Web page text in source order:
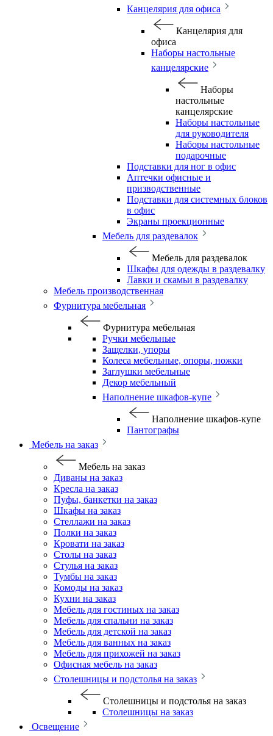
Канцелярия для офиса
Канцелярия для
офиса
Наборы настольные
канцелярские
Наборы
настольные
канцелярские
Наборы настольные
для руководителя
Наборы настольные
подарочные
Подставки для ног в офис
Аптечки офисные и
призводственные
Подставки для системных блоков
в офис
Экраны проекционные
Мебель для раздевалок
Мебель для раздевалок
Шкафы для одежды в раздевалку
Лавки и скамьи в раздевалку
Мебель производственная
Фурнитура мебельная
Фурнитура мебельная
Ручки мебельные
Защелки, упоры
Колеса мебельные, опоры, ножки
Заглушки мебельные
Декор мебельный
Наполнение шкафов-купе
Наполнение шкафов-купе
Пантографы
Мебель на заказ
Мебель на заказ
Диваны на заказ
Кресла на заказ
Пуфы, банкетки на заказ
Шкафы на заказ
Стеллажи на заказ
Полки на заказ
Кровати на заказ
Столы на заказ
Стулья на заказ
Тумбы на заказ
Комоды на заказ
Кухни на заказ
Мебель для гостиных на заказ
Мебель для спальни на заказ
Мебель для детской на заказ
Мебель для ванных на заказ
Мебель для прихожей на заказ
Офисная мебель на заказ
Столешницы и подстолья на заказ
Столешницы и подстолья на заказ
Столешницы на заказ
Освещение